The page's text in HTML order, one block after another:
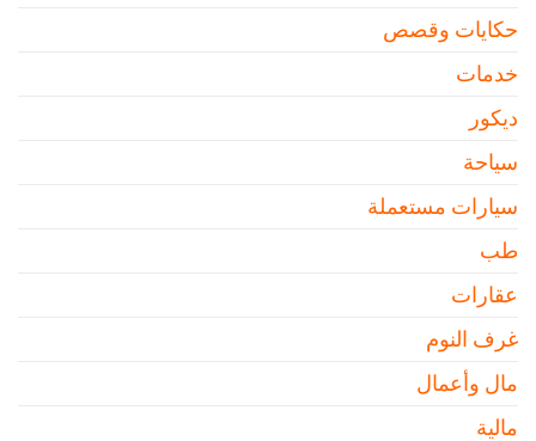
حكايات وقصص
خدمات
ديكور
سياحة
سيارات مستعملة
طب
عقارات
غرف النوم
مال وأعمال
مالية